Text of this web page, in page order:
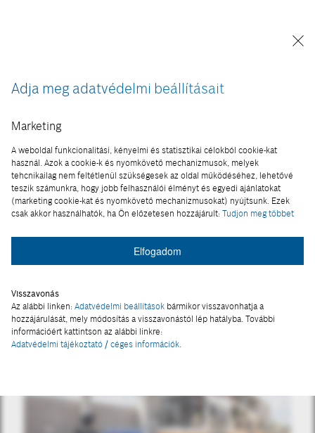
OKOSVILÁG
Újabb városban vagyunk sínen
2024-08-13
Adja meg adatvédelmi beállításait
Marketing
A weboldal funkcionalitási, kényelmi és statisztikai célokból cookie-kat
használ. Azok a cookie-k és nyomkövető mechanizmusok, melyek
tehcnikailag nem feltétlenül szükségesek az oldal működéséhez, lehetővé
teszik számunkra, hogy jobb felhasználói élményt és egyedi ajánlatokat
(marketing cookie-kat és nyomkövető mechanizmusokat) nyújtsunk. Ezek
csak akkor használhatók, ha Ön előzetesen hozzájárult: Tudjon meg többet
Elfogadom
Visszavonás
Az alábbi linken: Adatvédelmi beállítások bármikor visszavonhatja a
hozzájárulását, mely módosítás a visszavonástól lép hatályba. További
információért kattintson az alábbi linkre:
Adatvédelmi tájékoztató / céges információk